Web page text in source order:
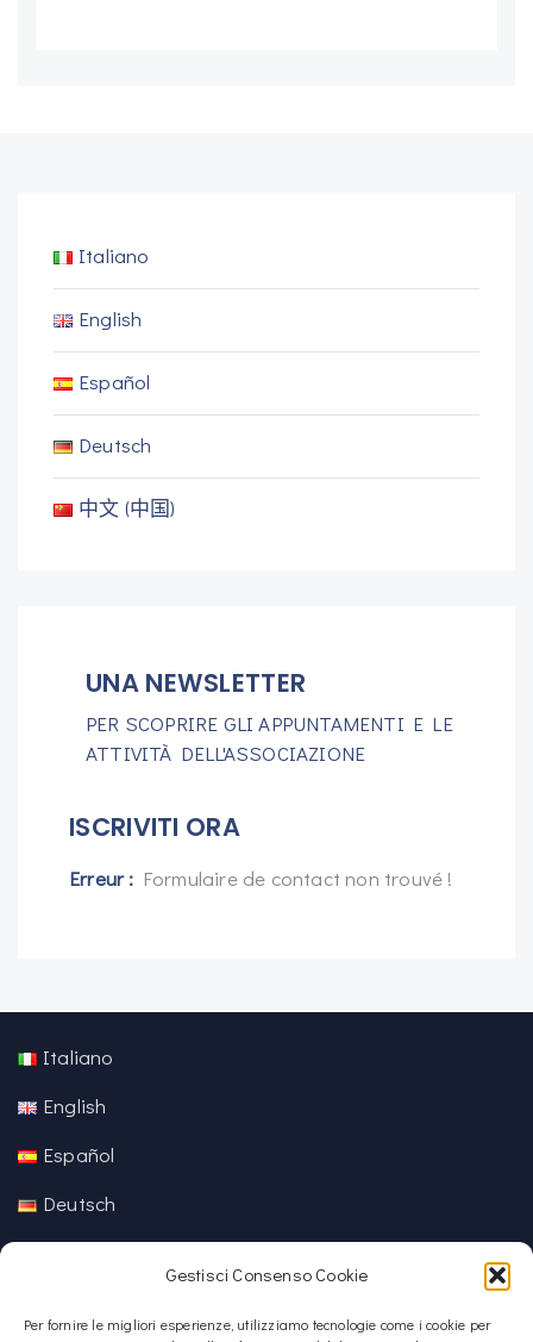
Gestisci Consenso Cookie
Per fornire le migliori esperienze, utilizziamo tecnologie come i cookie per
Italiano
English
Español
Deutsch
中文 (中国)
UNA NEWSLETTER
PER SCOPRIRE GLI APPUNTAMENTI E LE
ATTIVITÀ DELL'ASSOCIAZIONE
ISCRIVITI ORA
Erreur : Formulaire de contact non trouvé !
Italiano
English
Español
Deutsch